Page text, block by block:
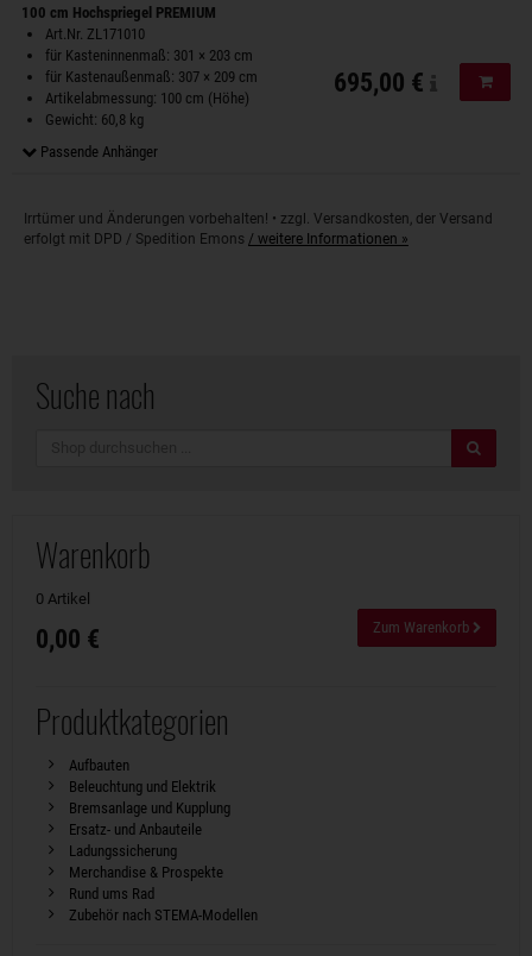
100 cm Hochspriegel PREMIUM
Art.Nr. ZL171010
für Kasteninnenmaß: 301 × 203 cm
für Kastenaußenmaß: 307 × 209 cm
Artikelabmessung: 100 cm (Höhe)
Gewicht: 60,8 kg
Passende Anhänger
695,00 €
Irrtümer und Änderungen vorbehalten! • zzgl. Versandkosten, der Versand
erfolgt mit DPD / Spedition Emons / weitere Informationen »
Suche nach
Warenkorb
0 Artikel
0,00 € Zum Warenkorb
Produktkategorien
Aufbauten
Beleuchtung und Elektrik
Bremsanlage und Kupplung
Ersatz- und Anbauteile
Ladungssicherung
Merchandise & Prospekte
Rund ums Rad
Zubehör nach STEMA-Modellen